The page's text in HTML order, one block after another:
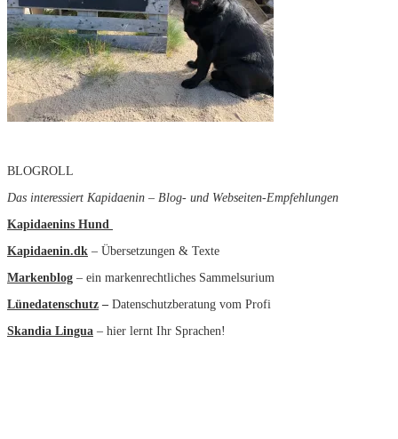
BLOGROLL
Das interessiert Kapidaenin – Blog- und Webseiten-Empfehlungen
Kapidaenins Hund
Kapidaenin.dk – Übersetzungen & Texte
Markenblog – ein markenrechtliches Sammelsurium
Lünedatenschutz – Datenschutzberatung vom Profi
Skandia Lingua – hier lernt Ihr Sprachen!